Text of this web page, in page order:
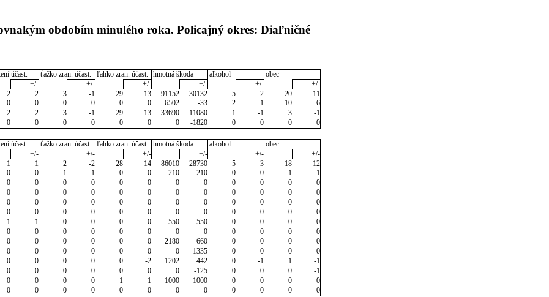
obdobím minulého roka. Policajný okres: Diaľničné
účast. ťažko zran. účast. ľahko zran. účast. hmotná škoda alkohol
obec
+/- +/- +/- +/- +/-
+/-
2 2 3 -1 29 13 91152 30132 5 2 20
11
0 0 0 0 0 0 6502 -33 2 1 10
6
2 2 3 -1 29 13 33690 11080 1 -1 3
-1
0 0 0 0 0 0 0 -1820 0 0 0
0
účast. ťažko zran. účast. ľahko zran. účast. hmotná škoda alkohol
obec
+/- +/- +/- +/- +/-
+/-
1 1 2 -2 28 14 86010 28730 5 3 18
12
0 0 1 1 0 0 210 210 0 0 1
1
0 0 0 0 0 0 0 0 0 0 0
0
0 0 0 0 0 0 0 0 0 0 0
0
0 0 0 0 0 0 0 0 0 0 0
0
0 0 0 0 0 0 0 0 0 0 0
0
1 1 0 0 0 0 550 550 0 0 0
0
0 0 0 0 0 0 0 0 0 0 0
0
0 0 0 0 0 0 2180 660 0 0 0
0
0 0 0 0 0 0 0 -1335 0 0 0
0
0 0 0 0 0 -2 1202 442 0 -1 1
-1
0 0 0 0 0 0 0 -125 0 0 0
-1
0 0 0 0 1 1 1000 1000 0 0 0
0
0 0 0 0 0 0 0 0 0 0 0
0